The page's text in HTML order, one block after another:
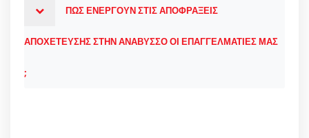
ΠΩΣ ΕΝΕΡΓΟΥΝ ΣΤΙΣ ΑΠΟΦΡΑΞΕΙΣ
ΑΠΟΧΕΤΕΥΣΗΣ ΣΤΗΝ ΑΝΑΒΥΣΣΟ ΟΙ ΕΠΑΓΓΕΛΜΑΤΙΕΣ ΜΑΣ
;